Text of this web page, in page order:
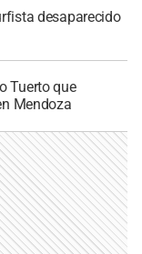
desaparecido
Tuerto que
Mendoza